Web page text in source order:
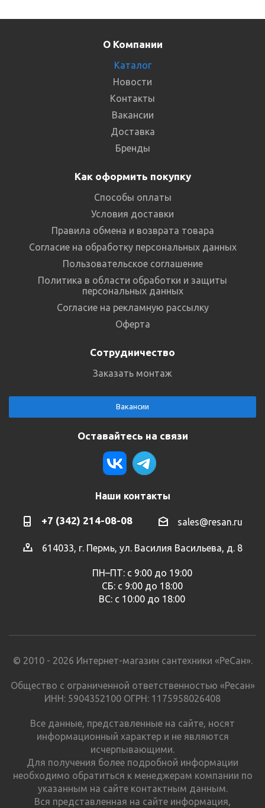
О Компании
Каталог
Новости
Контакты
Вакансии
Доставка
Бренды
Как оформить покупку
Способы оплаты
Условия доставки
Правила обмена и возврата товара
Согласие на обработку персональных данных
Пользовательское соглашение
Политика в области обработки и защиты
персональных данных
Согласие на рекламную рассылку
Оферта
Сотрудничество
Заказать монтаж
Вакансии
Оставайтесь на связи
Наши контакты
+7 (342) 214-08-08 sales@resan.ru
614033, г. Пермь, ул. Василия Васильева, д. 8
ПН–ПТ: с 9:00 до 19:00
СБ: с 9:00 до 18:00
ВС: с 10:00 до 18:00
© 2010 - 2026 Интернет-магазин сантехники «РеСан».
Общество с ограниченной ответственностью «Ресан»
ИНН: 5904352100 ОГРН: 1175958026408
Все данные, представленные на сайте, носят
информационный характер и не являются
исчерпывающими.
Для получения более подробной информации
необходимо обратиться к менеджерам компании по
указанным на сайте контактным данным.
Вся представленная на сайте информация,